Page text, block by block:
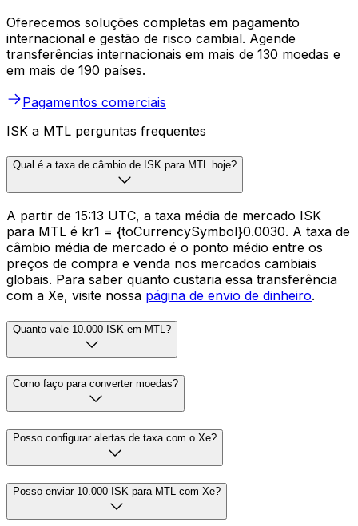
Oferecemos soluções completas em pagamento
internacional e gestão de risco cambial. Agende
transferências internacionais em mais de 130 moedas e
em mais de 190 países.
Pagamentos comerciais
ISK a MTL perguntas frequentes
Qual é a taxa de câmbio de ISK para MTL hoje?
A partir de 15:13 UTC, a taxa média de mercado ISK
para MTL é kr1 = {toCurrencySymbol}0.0030. A taxa de
câmbio média de mercado é o ponto médio entre os
preços de compra e venda nos mercados cambiais
globais. Para saber quanto custaria essa transferência
com a Xe, visite nossa página de envio de dinheiro.
Quanto vale 10.000 ISK em MTL?
Como faço para converter moedas?
Posso configurar alertas de taxa com o Xe?
Posso enviar 10.000 ISK para MTL com Xe?